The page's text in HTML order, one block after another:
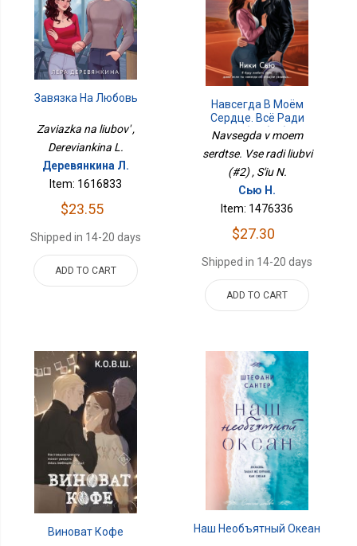
Завязка На Любовь
Zaviazka na liubov' ,
Dereviankina L.
Деревянкина Л.
Item: 1616833
$23.55
Shipped in 14-20 days
ADD TO CART
Навсегда В Моём
Сердце. Всё Ради
Любви (#2)
Navsegda v moem
serdtse. Vse radi liubvi
(#2) , S'iu N.
Сью Н.
Item: 1476336
$27.30
Shipped in 14-20 days
ADD TO CART
Виноват Кофе Наш Необъятный Океан